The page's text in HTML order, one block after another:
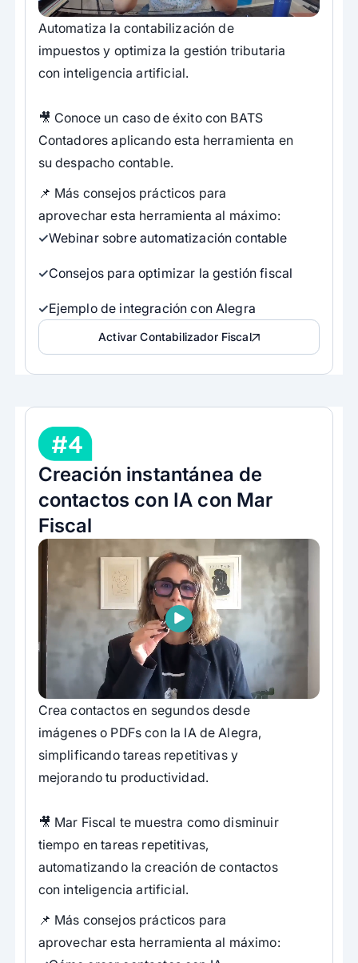
Automatiza la contabilización de
impuestos y optimiza la gestión tributaria
con inteligencia artificial.
🎥 Conoce un caso de éxito con BATS
Contadores aplicando esta herramienta en
su despacho contable.
📌 Más consejos prácticos para
aprovechar esta herramienta al máximo:
Webinar sobre automatización contable
Consejos para optimizar la gestión fiscal
Ejemplo de integración con Alegra
Activar Contabilizador Fiscal
#4
Creación instantánea de
contactos con IA con Mar
Fiscal
Crea contactos en segundos desde
imágenes o PDFs con la IA de Alegra,
simplificando tareas repetitivas y
mejorando tu productividad.
🎥 Mar Fiscal te muestra como disminuir
tiempo en tareas repetitivas,
automatizando la creación de contactos
con inteligencia artificial.
📌 Más consejos prácticos para
aprovechar esta herramienta al máximo: